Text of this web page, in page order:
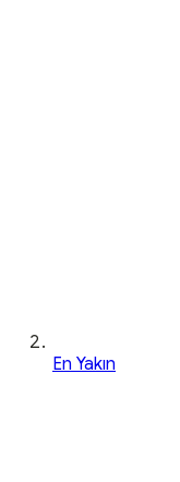
En Yakın